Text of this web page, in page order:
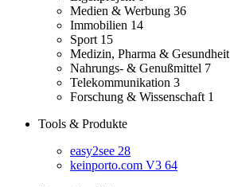
Medien & Werbung 36
Immobilien 14
Sport 15
Medizin, Pharma & Gesundheit
Nahrungs- & Genußmittel 7
Telekommunikation 3
Forschung & Wissenschaft 1
Tools & Produkte
easy2see 28
keinporto.com V3 64